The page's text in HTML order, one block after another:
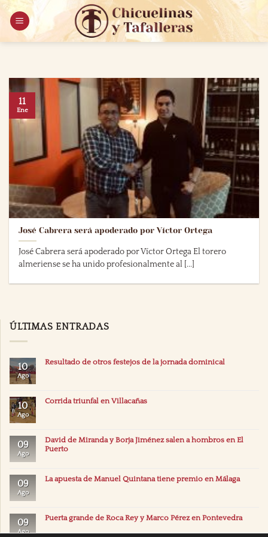
Saltar
contenido
José Cabrera será apoderado por Víctor Ortega
José Cabrera será apoderado por Víctor Ortega El torero
almeriense se ha unido profesionalmente al [...]
11
Ene
ÚLTIMAS ENTRADAS
10
Ago
Resultado de otros festejos de la jornada dominical
10
Ago
Corrida triunfal en Villacañas
09
Ago
David de Miranda y Borja Jiménez salen a hombros en El
Puerto
09
Ago
La apuesta de Manuel Quintana tiene premio en Málaga
09
Ago
Puerta grande de Roca Rey y Marco Pérez en Pontevedra